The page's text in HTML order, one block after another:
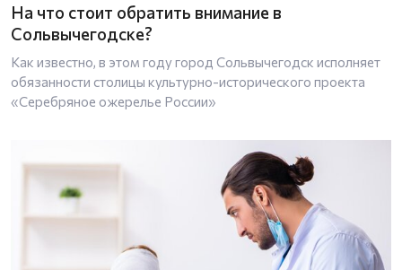
На что стоит обратить внимание в
Сольвычегодске?
Как известно, в этом году город Сольвычегодск исполняет
обязанности столицы культурно-исторического проекта
«Серебряное ожерелье России»